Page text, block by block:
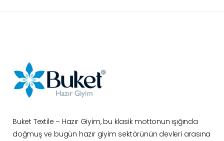
Buket Textile – Hazır Giyim, bu klasik mottonun ışığında
doğmuş ve bugün hazır giyim sektörünün devleri arasına